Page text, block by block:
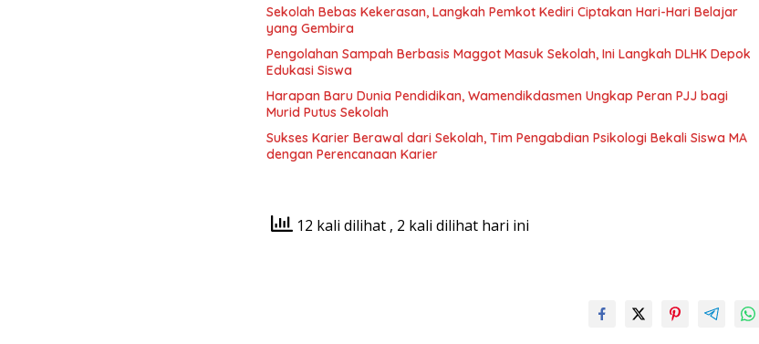
Sekolah Bebas Kekerasan, Langkah Pemkot Kediri Ciptakan Hari-Hari Belajar
yang Gembira
Pengolahan Sampah Berbasis Maggot Masuk Sekolah, Ini Langkah DLHK Depok
Edukasi Siswa
Harapan Baru Dunia Pendidikan, Wamendikdasmen Ungkap Peran PJJ bagi
Murid Putus Sekolah
Sukses Karier Berawal dari Sekolah, Tim Pengabdian Psikologi Bekali Siswa MA
dengan Perencanaan Karier
12 kali dilihat , 2 kali dilihat hari ini